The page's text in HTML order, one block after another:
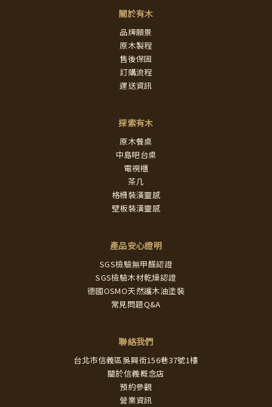
關於有木
品牌願景
原木製程
售後保固
訂購流程
運送資訊
探索有木
原木餐桌
中島吧台桌
電視櫃
茶几
格柵裝潢靈感
壁板裝潢靈感
產品安心證明
SGS檢驗無甲醛認證
SGS檢驗木材乾燥認證
德國OSMO天然護木油塗裝
常見問題Q&A
聯絡我們
台北市信義區吳興街156巷37號1樓
關於信義概念店
預約參觀
營業資訊